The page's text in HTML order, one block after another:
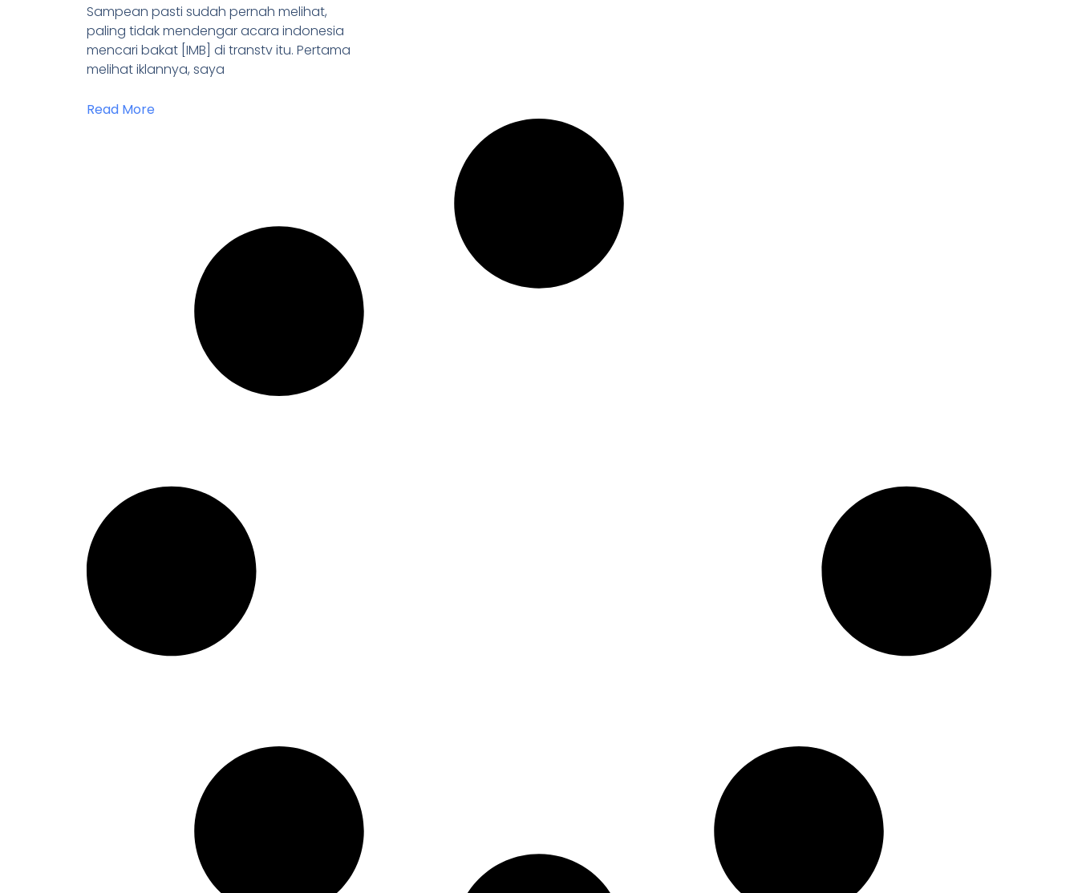
Sampean pasti sudah pernah melihat,
paling tidak mendengar acara indonesia
mencari bakat [IMB] di transtv itu. Pertama
melihat iklannya, saya
Read More